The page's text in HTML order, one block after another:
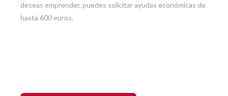
deseas emprender, puedes solicitar ayudas económicas de
hasta 600 euros.